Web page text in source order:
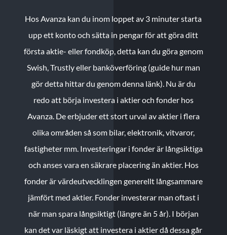
Hos Avanza kan du inom loppet av 3 minuter starta
upp ett konto och sätta in pengar för att göra ditt
första aktie- eller fondköp, detta kan du göra genom
Swish, Trustly eller banköverföring (guide hur man
gör detta hittar du genom denna länk). Nu är du
redo att börja investera i aktier och fonder hos
Avanza. De erbjuder ett stort urval av aktier i flera
olika områden så som bilar, elektronik, vitvaror,
fastigheter mm. Investeringar i fonder är långsiktiga
och anses vara en säkrare placering än aktier. Hos
fonder är värdeutvecklingen generellt långsammare
jämfört med aktier. Fonder investerar man oftast i
när man spara långsiktigt (längre än 5 år). I början
kan det var läskigt att investera i aktier då dessa går